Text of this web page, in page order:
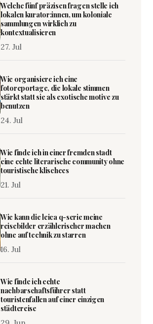
Welche fünf präzisen fragen stelle ich
lokalen kurator:innen, um koloniale
sammlungen wirklich zu
kontextualisieren
27. Jul
Wie organisiere ich eine
fotoreportage, die lokale stimmen
stärkt statt sie als exotische motive zu
benutzen
24. Jul
Wie finde ich in einer fremden stadt
eine echte literarische community ohne
touristische klischees
21. Jul
Wie kann die leica q-serie meine
reisebilder erzählerischer machen
ohne auf technik zu starren
16. Jul
Wie finde ich echte
nachbarschaftsführer statt
touristenfallen auf einer einzigen
städtereise